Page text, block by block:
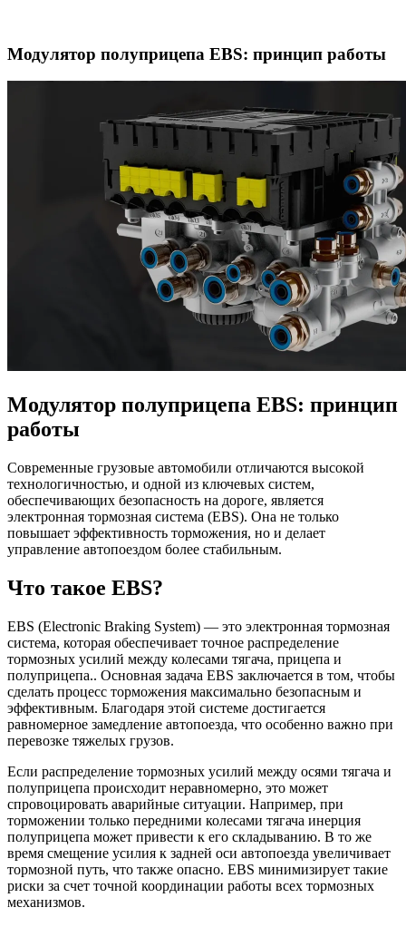
Модулятор полуприцепа EBS: принцип работы
Модулятор полуприцепа EBS: принцип
работы
Современные грузовые автомобили отличаются высокой
технологичностью, и одной из ключевых систем,
обеспечивающих безопасность на дороге, является
электронная тормозная система (EBS). Она не только
повышает эффективность торможения, но и делает
управление автопоездом более стабильным.
Что такое EBS?
EBS (Electronic Braking System) — это электронная тормозная
система, которая обеспечивает точное распределение
тормозных усилий между колесами тягача, прицепа и
полуприцепа.. Основная задача EBS заключается в том, чтобы
сделать процесс торможения максимально безопасным и
эффективным. Благодаря этой системе достигается
равномерное замедление автопоезда, что особенно важно при
перевозке тяжелых грузов.
Если распределение тормозных усилий между осями тягача и
полуприцепа происходит неравномерно, это может
спровоцировать аварийные ситуации. Например, при
торможении только передними колесами тягача инерция
полуприцепа может привести к его складыванию. В то же
время смещение усилия к задней оси автопоезда увеличивает
тормозной путь, что также опасно. EBS минимизирует такие
риски за счет точной координации работы всех тормозных
механизмов.